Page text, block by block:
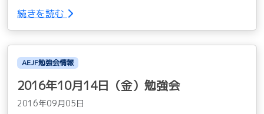
続きを読む
AEJF勉強会情報
2016年10月14日（金）勉強会
2016年09月05日